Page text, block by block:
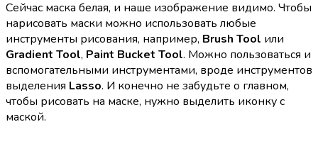
Сейчас маска белая, и наше изображение видимо. Чтобы
нарисовать маски можно использовать любые
инструменты рисования, например, Brush Tool или
Gradient Tool, Paint Bucket Tool. Можно пользоваться и
вспомогательными инструментами, вроде инструментов
выделения Lasso. И конечно не забудьте о главном,
чтобы рисовать на маске, нужно выделить иконку с
маской.